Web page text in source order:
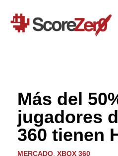
contenido
Más del
jugadores
360 tienen
MERCADO, XBOX 360